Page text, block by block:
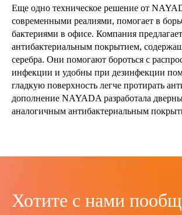
Еще одно техническое решение от
современными реалиями, помогает в
бактериями в офисе. Компания
антибактериальным покрытием,
серебра. Они помогают бороться с
инфекции и удобны при дезинфекции
гладкую поверхность легче протирать
дополнение NAYADA разработала
аналогичным антибактериальным
Хотите с нами